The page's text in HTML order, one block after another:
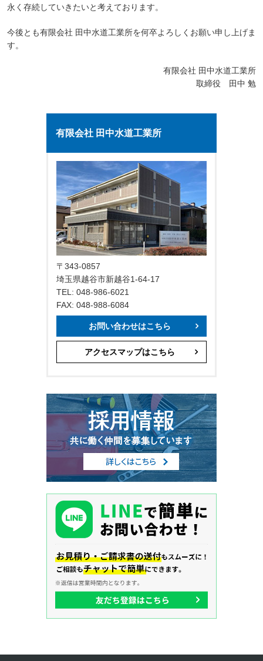
永く存続していきたいと考えております。
今後とも有限会社 田中水道工業所を何卒よろしくお願い申し上げま
す。
有限会社 田中水道工業所
取締役 田中 勉
有限会社 田中水道工業所
〒343-0857
埼玉県越谷市新越谷1-64-17
TEL: 048-986-6021
FAX: 048-988-6084
お問い合わせはこちら
アクセスマップはこちら